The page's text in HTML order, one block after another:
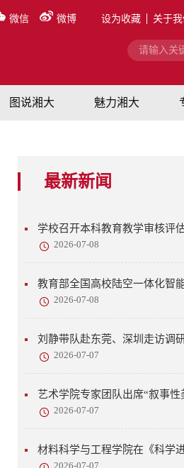
微信 微博 设为收藏 关于我
图说湘大 魅力湘大
最新新闻
学校召开本科教育教学审核评估整改中期检
2026-07-08
教育部全国高校陆空一体化智能出行区域技术转移转化中
2026-07-08
刘静带队赴东莞、深圳走访调
2026-07-07
艺术学院专家团队出席“叙事性美术与乡村
2026-07-07
材料科学与工程学院在《科学进展》发
2026-07-07